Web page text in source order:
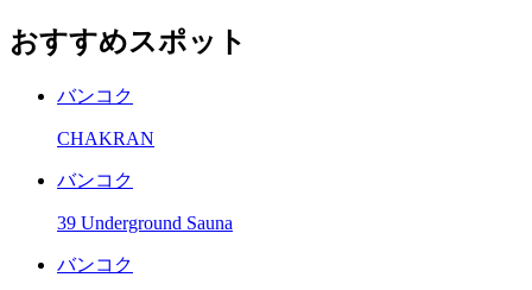
おすすめスポット
バンコク
CHAKRAN
バンコク
39 Underground Sauna
バンコク